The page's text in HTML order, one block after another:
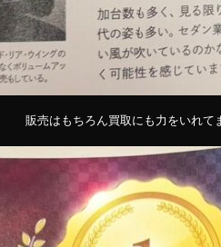
販売はもちろん買取にも力をいれ